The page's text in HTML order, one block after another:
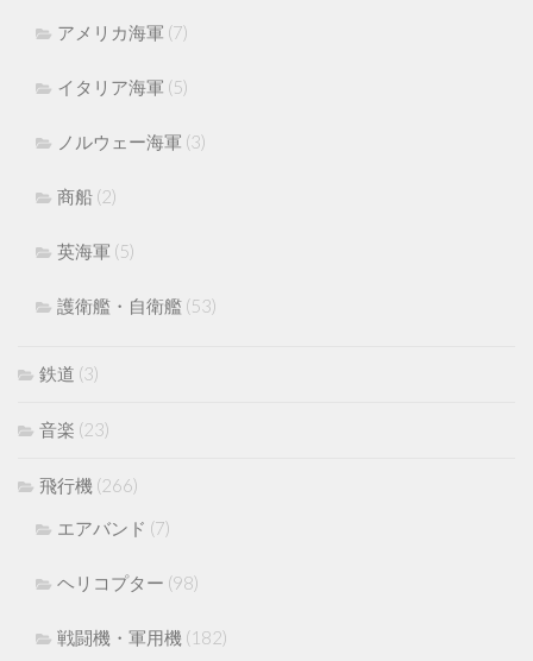
アメリカ海軍 (7)
イタリア海軍 (5)
ノルウェー海軍 (3)
商船 (2)
英海軍 (5)
護衛艦・自衛艦 (53)
鉄道 (3)
音楽 (23)
飛行機 (266)
エアバンド (7)
ヘリコプター (98)
戦闘機・軍用機 (182)